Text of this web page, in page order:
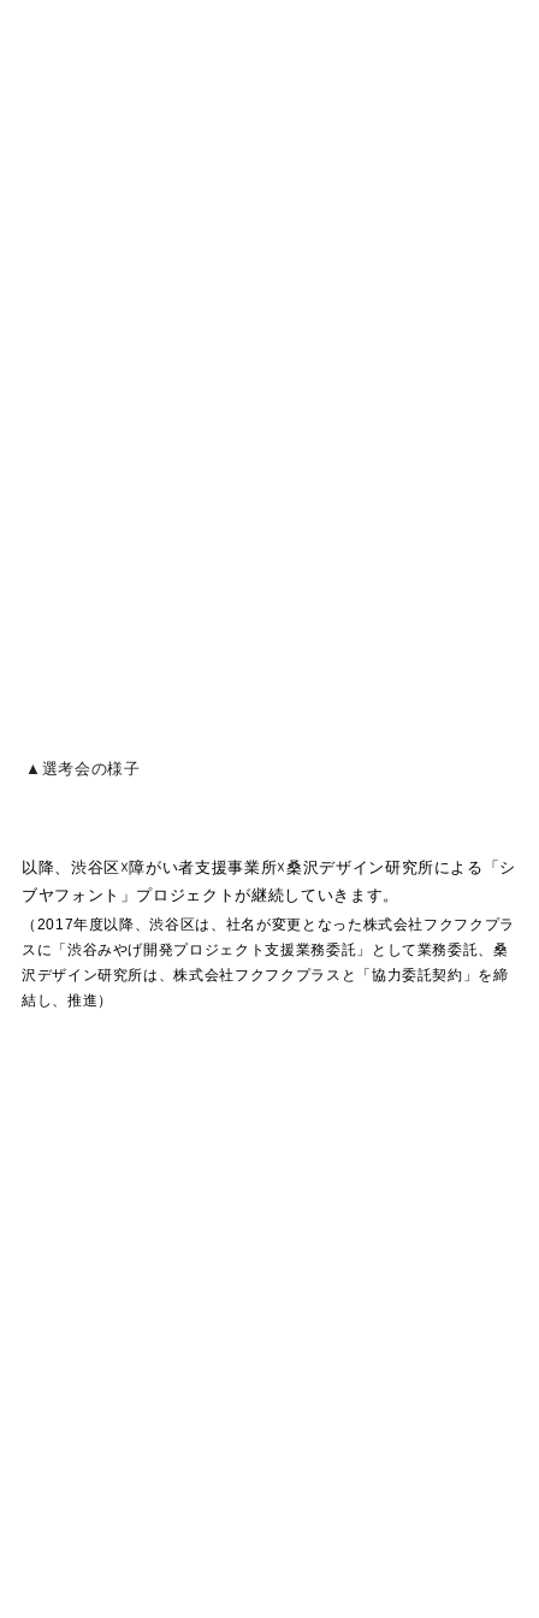
▲選考会の様子
以降、渋谷区☓障がい者支援事業所☓桑沢デザイン研究所による「シ
ブヤフォント」プロジェクトが継続していきます。
（2017年度以降、渋谷区は、社名が変更となった株式会社フクフクプラ
スに「渋谷みやげ開発プロジェクト支援業務委託」として業務委託、桑
沢デザイン研究所は、株式会社フクフクプラスと「協力委託契約」を締
結し、推進）